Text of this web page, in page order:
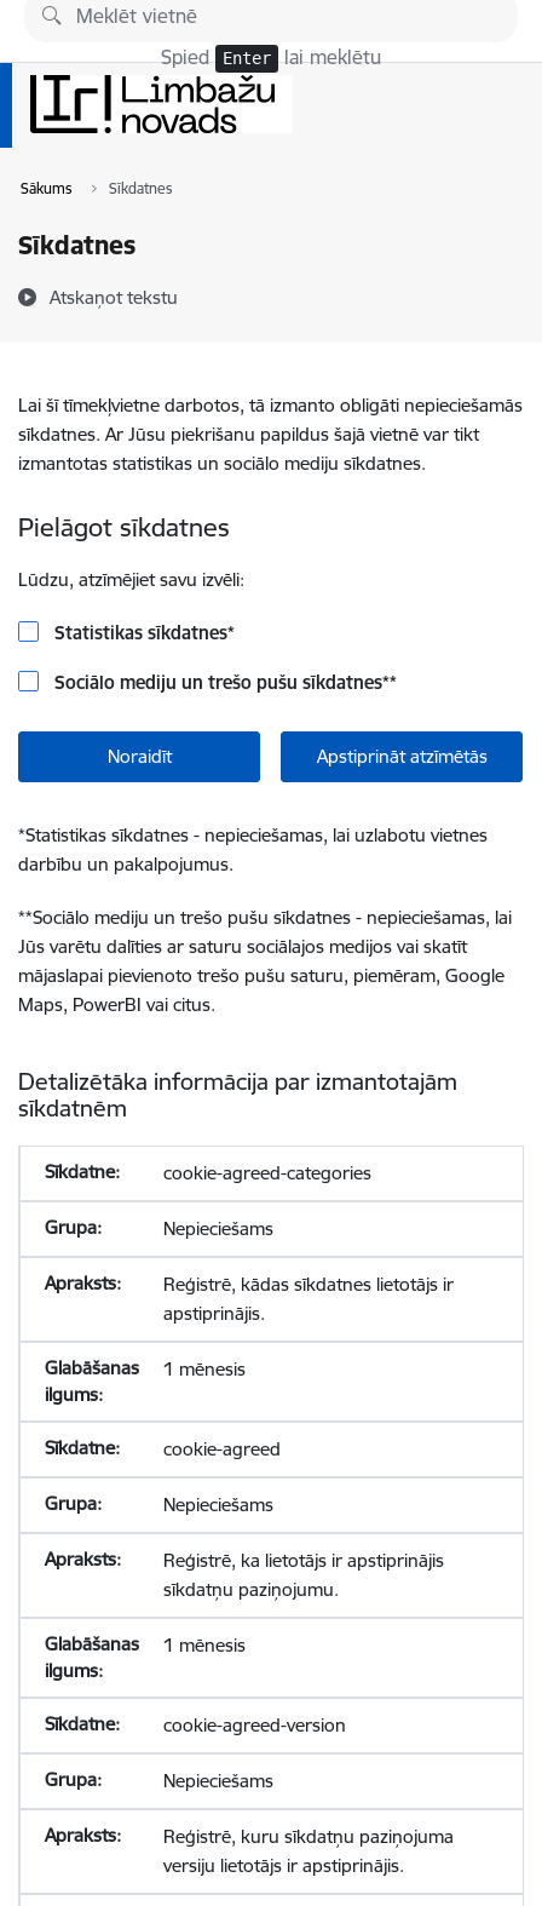
Pāriet uz lapas saturu
Spied Enter lai meklētu
Sākums Sīkdatnes
Sīkdatnes
Atskaņot tekstu
Lai šī tīmekļvietne darbotos, tā izmanto obligāti nepieciešamās
sīkdatnes. Ar Jūsu piekrišanu papildus šajā vietnē var tikt
izmantotas statistikas un sociālo mediju sīkdatnes.
Pielāgot sīkdatnes
Lūdzu, atzīmējiet savu izvēli:
Statistikas sīkdatnes*
Sociālo mediju un trešo pušu sīkdatnes**
Noraidīt Apstiprināt atzīmētās
*Statistikas sīkdatnes - nepieciešamas, lai uzlabotu vietnes
darbību un pakalpojumus.
**Sociālo mediju un trešo pušu sīkdatnes - nepieciešamas, lai
Jūs varētu dalīties ar saturu sociālajos medijos vai skatīt
mājaslapai pievienoto trešo pušu saturu, piemēram, Google
Maps, PowerBI vai citus.
Detalizētāka informācija par izmantotajām
sīkdatnēm
cookie-agreed-categories
Nepieciešams
Reģistrē, kādas sīkdatnes lietotājs ir
apstiprinājis.
1 mēnesis
cookie-agreed
Nepieciešams
Reģistrē, ka lietotājs ir apstiprinājis
sīkdatņu paziņojumu.
1 mēnesis
cookie-agreed-version
Nepieciešams
Reģistrē, kuru sīkdatņu paziņojuma
versiju lietotājs ir apstiprinājis.